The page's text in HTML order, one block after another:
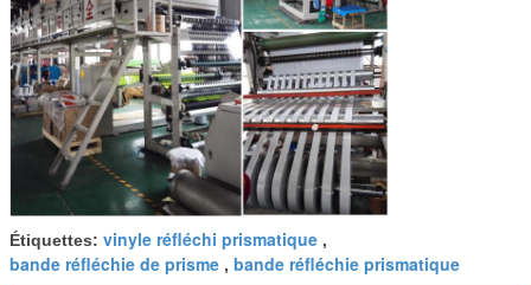
Étiquettes: vinyle réfléchi prismatique ,
bande réfléchie de prisme , bande réfléchie prismatique